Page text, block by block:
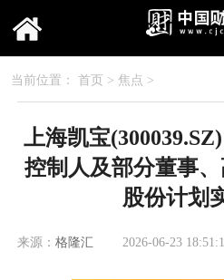
当前位置： 首页 > 焦点 >
上海凯宝
控制人及部分董事
股份计划
来源： 格隆汇 2026-06-23